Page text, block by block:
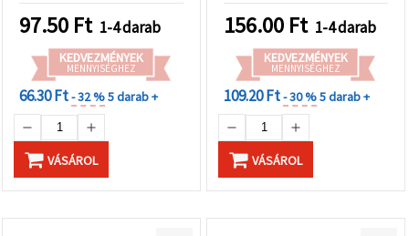
kreatív hobbikhoz
97.50 Ft 1-4 darab
KEDVEZMÉNYEK
MENNYISÉGHEZ
66.30 Ft- 32 %5 darab +
VÁSÁROL
156.00 Ft 1-4 darab
KEDVEZMÉNYEK
MENNYISÉGHEZ
109.20 Ft- 30 %5 darab +
VÁSÁROL